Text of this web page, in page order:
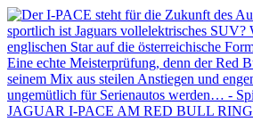
JAGUAR I-PACE AM RED BULL RING